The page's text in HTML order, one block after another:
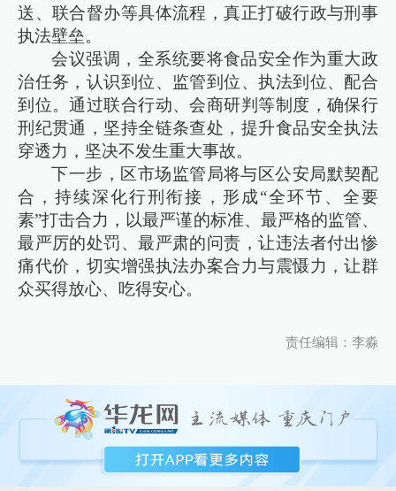
送、联合督办等具体流程，真正打破行政与刑事
执法壁垒。
会议强调，全系统要将食品安全作为重大政
治任务，认识到位、监管到位、执法到位、配合
到位。通过联合行动、会商研判等制度，确保行
刑纪贯通，坚持全链条查处，提升食品安全执法
穿透力，坚决不发生重大事故。
下一步，区市场监管局将与区公安局默契配
合，持续深化行刑衔接，形成“全环节、全要
素”打击合力，以最严谨的标准、最严格的监管、
最严厉的处罚、最严肃的问责，让违法者付出惨
痛代价，切实增强执法办案合力与震慑力，让群
众买得放心、吃得安心。
责任编辑：李淼